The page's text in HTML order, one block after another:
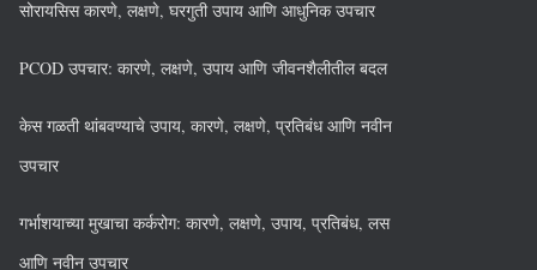
सोरायसिस कारणे, लक्षणे, घरगुती उपाय आणि आधुनिक उपचार
PCOD उपचार: कारणे, लक्षणे, उपाय आणि जीवनशैलीतील बदल
केस गळती थांबवण्याचे उपाय, कारणे, लक्षणे, प्रतिबंध आणि नवीन
उपचार
गर्भाशयाच्या मुखाचा कर्करोग: कारणे, लक्षणे, उपाय, प्रतिबंध, लस
आणि नवीन उपचार